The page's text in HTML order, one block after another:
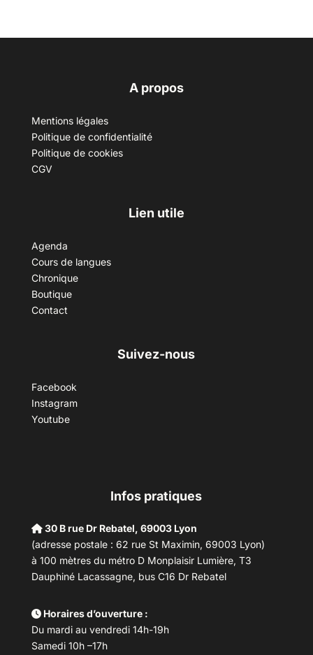
A propos
Mentions légales
Politique de confidentialité
Politique de cookies
CGV
Lien utile
Agenda
Cours de langues
Chronique
Boutique
Contact
Suivez-nous
Facebook
Instagram
Youtube
Infos pratiques
30 B rue Dr Rebatel, 69003 Lyon
(adresse postale : 62 rue St Maximin, 69003 Lyon)
à 100 mètres du métro D Monplaisir Lumière, T3
Dauphiné Lacassagne, bus C16 Dr Rebatel
Horaires d’ouverture :
Du mardi au vendredi 14h-19h
Samedi 10h –17h